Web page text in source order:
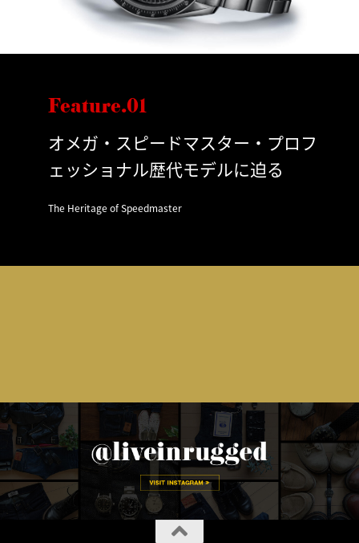
Feature.01
オメガ・スピードマスター・プロフ
ェッショナル歴代モデルに迫る
The Heritage of Speedmaster